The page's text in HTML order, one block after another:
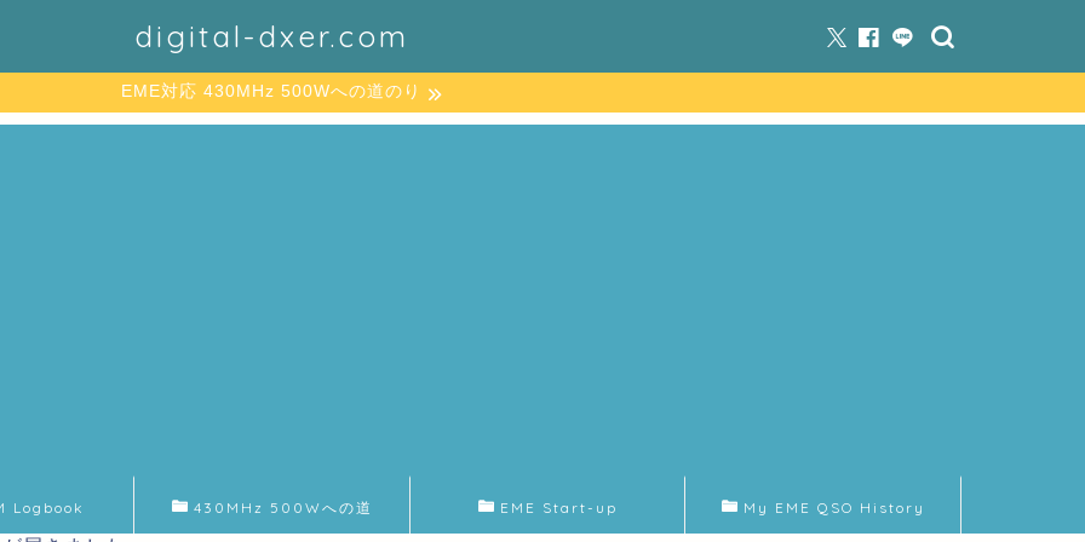
digital-dxer.com
EME対応 430MHz 500Wへの道のり
Logbook 430MHz 500Wへの道 EME Start-up My EME QSO History